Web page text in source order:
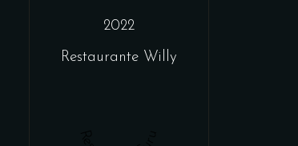
2022
Restaurante Willy